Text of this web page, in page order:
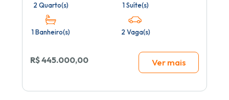
2 Quarto(s) 1 Suíte(s)
1 Banheiro(s) 2 Vaga(s)
R$ 445.000,00 Ver mais